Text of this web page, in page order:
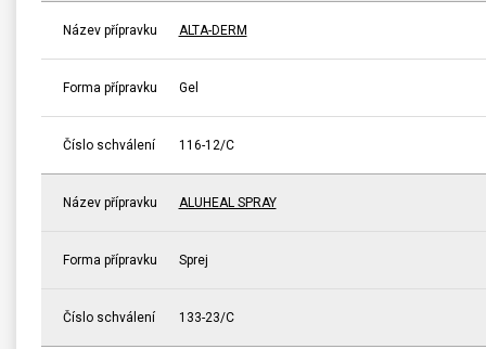
Název přípravku ALTA-DERM
Forma přípravku Gel
Číslo schválení 116-12/C
Název přípravku ALUHEAL SPRAY
Forma přípravku Sprej
Číslo schválení 133-23/C